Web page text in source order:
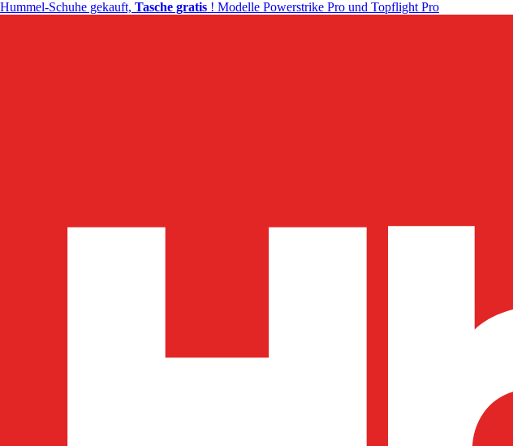
Hummel-Schuhe gekauft, Tasche gratis ! Modelle Powerstrike Pro und Topflight Pro